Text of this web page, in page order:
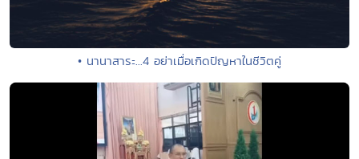
• นานาสาระ...4 อย่าเมื่อเกิดปัญหาในชีวิตคู่